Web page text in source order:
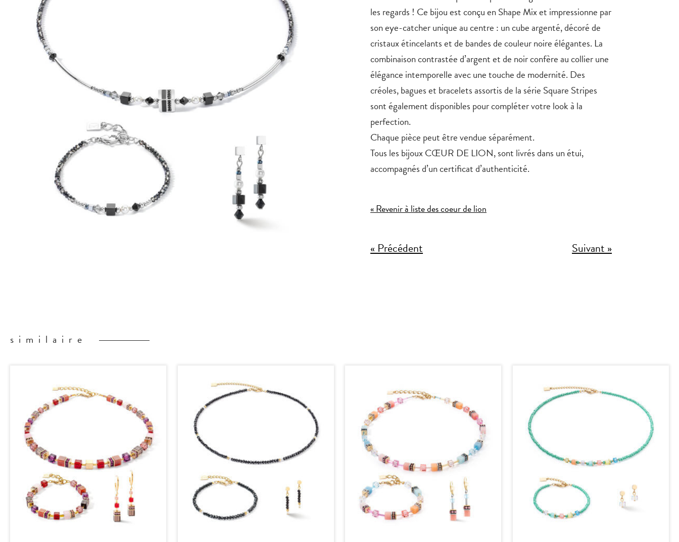
les regards ! Ce bijou est conçu en Shape Mix et impressionne par
son eye-catcher unique au centre : un cube argenté, décoré de
cristaux étincelants et de bandes de couleur noire élégantes. La
combinaison contrastée d’argent et de noir confère au collier une
élégance intemporelle avec une touche de modernité. Des
créoles, bagues et bracelets assortis de la série Square Stripes
sont également disponibles pour compléter votre look à la
perfection.
Chaque pièce peut être vendue séparément.
Tous les bijoux CŒUR DE LION, sont livrés dans un étui,
accompagnés d’un certificat d’authenticité.
« Revenir à liste des coeur de lion
« Précédent Suivant »
similaire